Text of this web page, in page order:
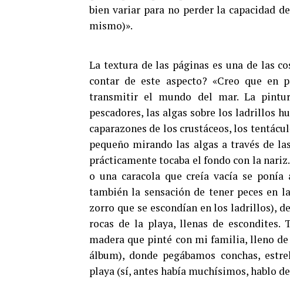
bien variar para no perder la capacidad
mismo)».
La textura de las páginas es una de las
contar de este aspecto? «Creo que en
transmitir el mundo del mar. La
pescadores, las algas sobre los ladrillos
caparazones de los crustáceos, los
pequeño mirando las algas a través de
prácticamente tocaba el fondo con la
o una caracola que creía vacía se ponía
también la sensación de tener peces en
zorro que se escondían en los ladrillos),
rocas de la playa, llenas de
madera que pinté con mi familia, lleno de
álbum), donde pegábamos conchas,
playa (sí, antes había muchísimos, hablo